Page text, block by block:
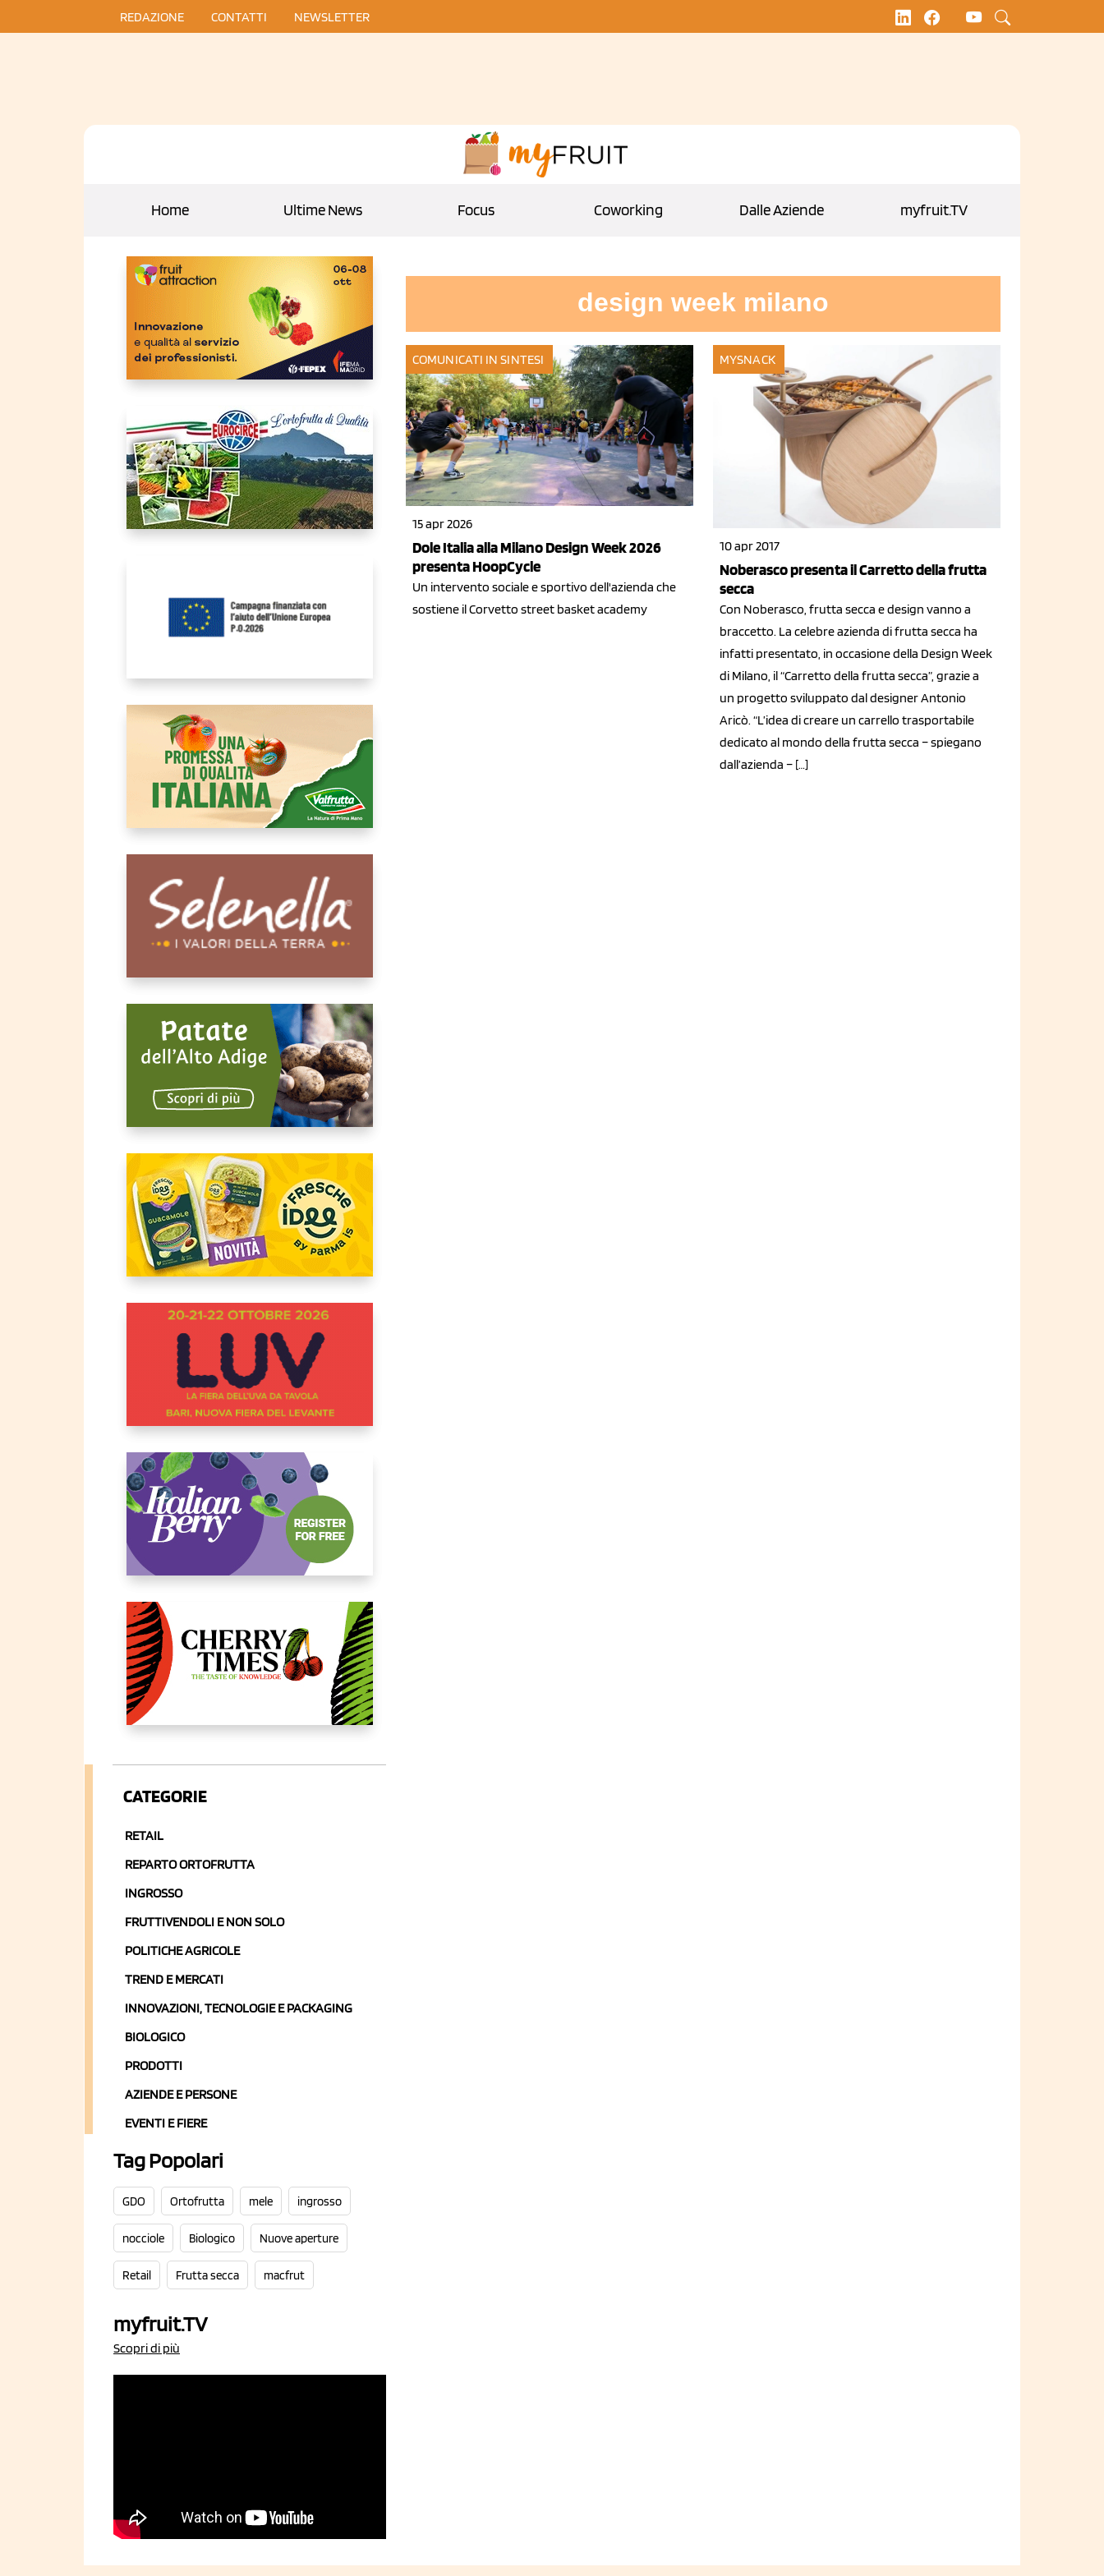
REDAZIONE CONTATTI NEWSLETTER
Home Ultime News Focus Coworking Dalle Aziende myfruit.TV
CATEGORIE
RETAIL
REPARTO ORTOFRUTTA
INGROSSO
FRUTTIVENDOLI E NON SOLO
POLITICHE AGRICOLE
TREND E MERCATI
INNOVAZIONI, TECNOLOGIE E PACKAGING
BIOLOGICO
PRODOTTI
AZIENDE E PERSONE
EVENTI E FIERE
Tag Popolari
GDO Ortofrutta mele ingrosso
nocciole Biologico Nuove aperture
Retail Frutta secca macfrut
myfruit.TV
Scopri di più
design week milano
COMUNICATI IN SINTESI
15 apr 2026
Dole Italia alla Milano Design Week 2026
presenta HoopCycle
Un intervento sociale e sportivo dell'azienda che
sostiene il Corvetto street basket academy
MYSNACK
10 apr 2017
Noberasco presenta il Carretto della frutta
secca
Con Noberasco, frutta secca e design vanno a
braccetto. La celebre azienda di frutta secca ha
infatti presentato, in occasione della Design Week
di Milano, il “Carretto della frutta secca”, grazie a
un progetto sviluppato dal designer Antonio
Aricò. “L’idea di creare un carrello trasportabile
dedicato al mondo della frutta secca – spiegano
dall’azienda – […]